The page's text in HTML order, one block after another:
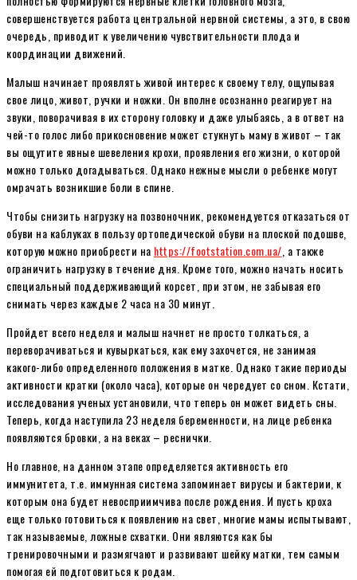
совершенствуется работа центральной нервной системы, а это, в свою
очередь, приводит к увеличению чувствительности плода и
координации движений.
Малыш начинает проявлять живой интерес к своему телу, ощупывая
свое лицо, живот, ручки и ножки. Он вполне осознанно реагирует на
звуки, поворачивая в их сторону головку и даже улыбаясь, а в ответ на
чей-то голос либо прикосновение может стукнуть маму в живот – так
вы ощутите явные шевеления крохи, проявления его жизни, о которой
можно только догадываться. Однако нежные мысли о ребенке могут
омрачать возникшие боли в спине.
Чтобы снизить нагрузку на позвоночник, рекомендуется отказаться от
обуви на каблуках в пользу ортопедической обуви на плоской подошве,
которую можно приобрести на https://footstation.com.ua/ , а также
ограничить нагрузку в течение дня. Кроме того, можно начать носить
специальный поддерживающий корсет, при этом, не забывая его
снимать через каждые 2 часа на 30 минут.
Пройдет всего неделя и малыш начнет не просто толкаться, а
переворачиваться и кувыркаться, как ему захочется, не занимая
какого-либо определенного положения в матке. Однако такие периоды
активности кратки (около часа), которые он чередует со сном. Кстати,
исследования ученых установили, что теперь он может видеть сны.
Теперь, когда наступила 23 неделя беременности, на лице ребенка
появляются бровки, а на веках – реснички.
Но главное, на данном этапе определяется активность его
иммунитета, т.е. иммунная система запоминает вирусы и бактерии, к
которым она будет невосприимчива после рождения. И пусть кроха
еще только готовиться к появлению на свет, многие мамы испытывают,
так называемые, ложные схватки. Они являются как бы
тренировочными и размягчают и развивают шейку матки, тем самым
помогая ей подготовиться к родам.